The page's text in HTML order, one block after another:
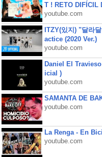
T ! RETO DIFÍCIL
youtube.com
ITZY(있지) "달라
actice (2020 Ver.)
youtube.com
Daniel El
icial )
youtube.com
SAMANTA DE
youtube.com
La Renga - En
youtube.com